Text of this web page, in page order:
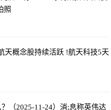
照
天概念股持续活跃 !航天科技5天
（2025-11-24） 消;息称英伟达